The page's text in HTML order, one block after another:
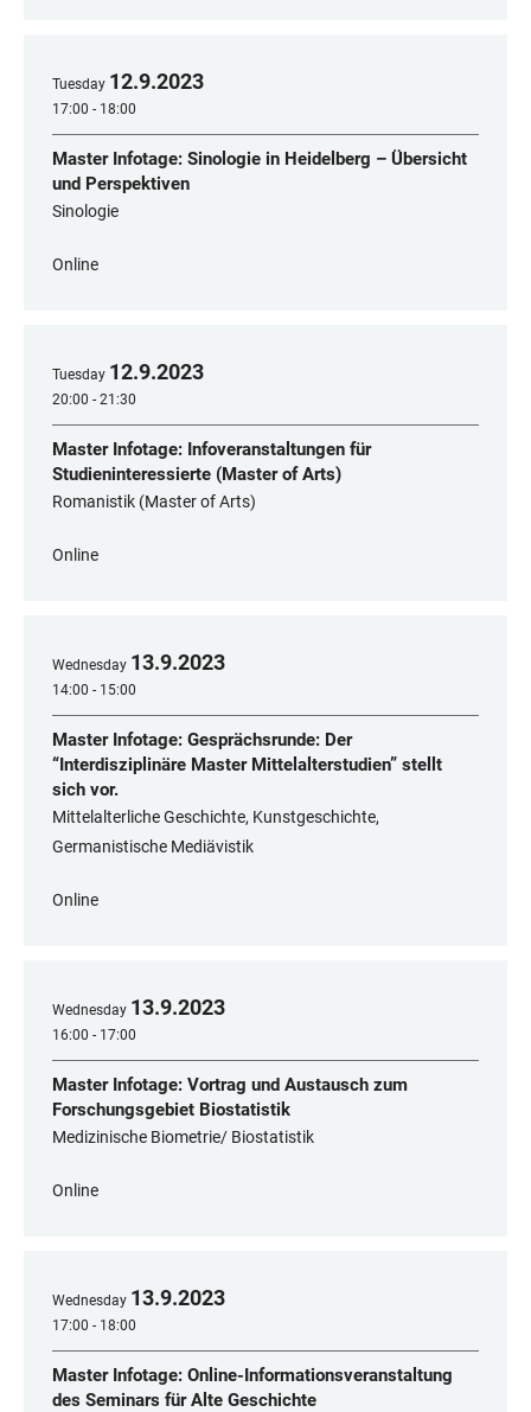
Tuesday 12.9.2023
17:00 - 18:00
Master Infotage: Sinologie in Heidelberg – Übersicht
und Perspektiven
Sinologie
Online
Tuesday 12.9.2023
20:00 - 21:30
Master Infotage: Infoveranstaltungen für
Studieninteressierte (Master of Arts)
Romanistik (Master of Arts)
Online
Wednesday 13.9.2023
14:00 - 15:00
Master Infotage: Gesprächsrunde: Der
“Interdisziplinäre Master Mittelalterstudien” stellt
sich vor.
Mittelalterliche Geschichte, Kunstgeschichte,
Germanistische Mediävistik
Online
Wednesday 13.9.2023
16:00 - 17:00
Master Infotage: Vortrag und Austausch zum
Forschungsgebiet Biostatistik
Medizinische Biometrie/ Biostatistik
Online
Wednesday 13.9.2023
17:00 - 18:00
Master Infotage: Online-Informationsveranstaltung
des Seminars für Alte Geschichte